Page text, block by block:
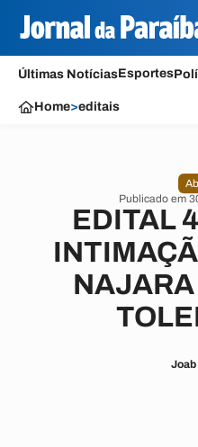
Últimas NotíciasEsportes
Home>editais
Publicado em
EDITAL
Joab